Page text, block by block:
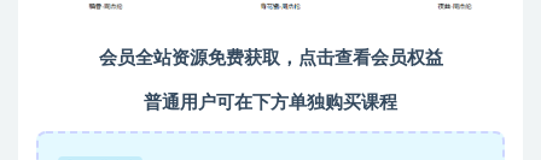
会员全站资源免费获取，点击查看会员权益
普通用户可在下方单独购买课程